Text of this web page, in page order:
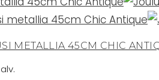
METALLIA 45CM CHIC